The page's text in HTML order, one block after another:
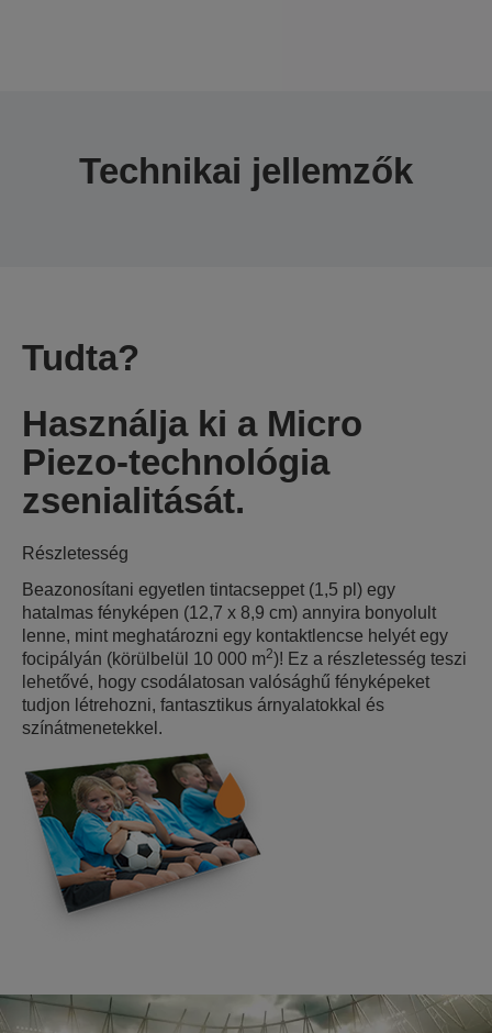
Technikai jellemzők
Tudta?
Használja ki a Micro
Piezo-technológia
zsenialitását.
Részletesség
Beazonosítani egyetlen tintacseppet (1,5 pl) egy
hatalmas fényképen (12,7 x 8,9 cm) annyira bonyolult
lenne, mint meghatározni egy kontaktlencse helyét egy
focipályán (körülbelül 10 000 m2)! Ez a részletesség teszi
lehetővé, hogy csodálatosan valósághű fényképeket
tudjon létrehozni, fantasztikus árnyalatokkal és
színátmenetekkel.